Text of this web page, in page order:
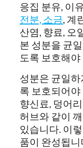
응집 분유, 이
전분, 소금, 계
산염, 향료, 오
본 성분을 균
도록 보호해
성분은 균일
록 보호되어
향신료, 덩어
허브와 같이
있습니다. 이
품이 완성됩니